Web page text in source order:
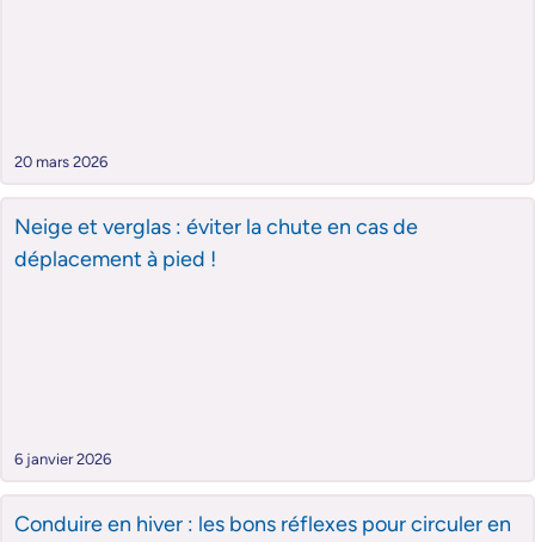
20 mars 2026
Neige et verglas : éviter la chute en cas de
déplacement à pied !
6 janvier 2026
Conduire en hiver : les bons réflexes pour circuler en